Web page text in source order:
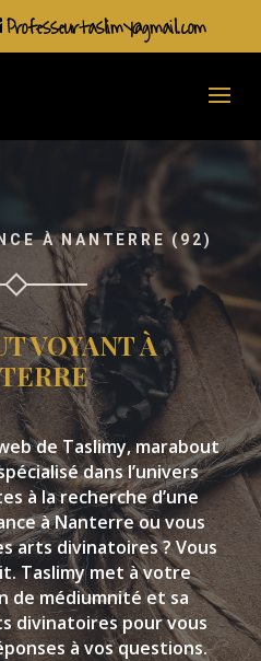
Professeurtaslimy@gmail.com
À NANTERRE (92)
VOYANT À
de Taslimy, marabout
dans l’univers
à la recherche d’une
à Nanterre ou vous
arts divinatoires ? Vous
Taslimy met à votre
de médiumnité et sa
divinatoires pour vous
à vos questions.